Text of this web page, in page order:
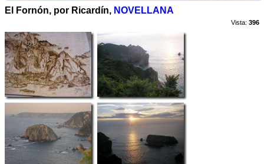
El Fornón, por Ricardín, NOVELLANA
Vista: 396